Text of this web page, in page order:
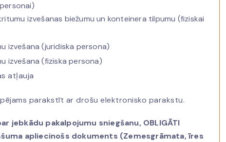
izvešanas biežumu un konteinera tilpumu (fiziskai
izvešana (juridiska persona)
izvešana (fiziska persona)
atļauja
parakstīt ar drošu elektronisko parakstu.
jebkādu pakalpojumu sniegšanu, OBLIGĀTI
apliecinošs dokuments (Zemesgrāmata, īres